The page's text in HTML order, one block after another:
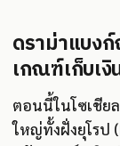
ดราม่าแบง
เกณฑ์เก็บเ
ตอนนี้ในโซเชีย
ใหญ่ทั้งฝั่งยุโรป